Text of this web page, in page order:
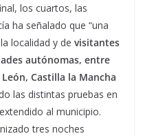
los cuartos, las
ha señalado que “una
localidad y de visitantes
autónomas, entre
Castilla la Mancha
las distintas pruebas en
al municipio.
tres noches